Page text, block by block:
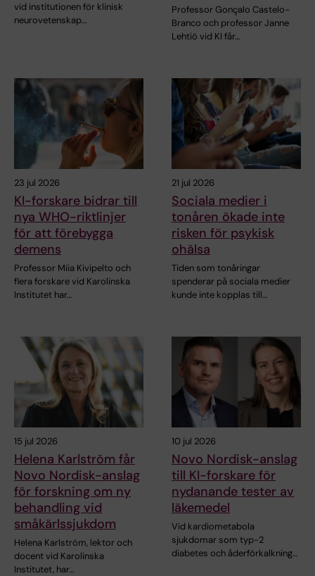
vid institutionen för klinisk
neurovetenskap…
Professor Gonçalo Castelo-
Branco och professor Janne
Lehtiö vid KI får…
23 jul 2026
KI-forskare bidrar till
nya WHO-riktlinjer
för att förebygga
demens
Professor Miia Kivipelto och
flera forskare vid Karolinska
Institutet har…
21 jul 2026
Sociala medier i
tonåren ökade inte
risken för psykisk
ohälsa
Tiden som tonåringar
spenderar på sociala medier
kunde inte kopplas till…
15 jul 2026
Helena Karlström får
Novo Nordisk-anslag
för forskning om ny
behandling vid
småkärlssjukdom
Helena Karlström, lektor och
docent vid Karolinska
Institutet, har…
10 jul 2026
Novo Nordisk-anslag
till KI-forskare för
nydanande tester av
läkemedel
Vid kardiometabola
sjukdomar som typ-2
diabetes och åderförkalkning…